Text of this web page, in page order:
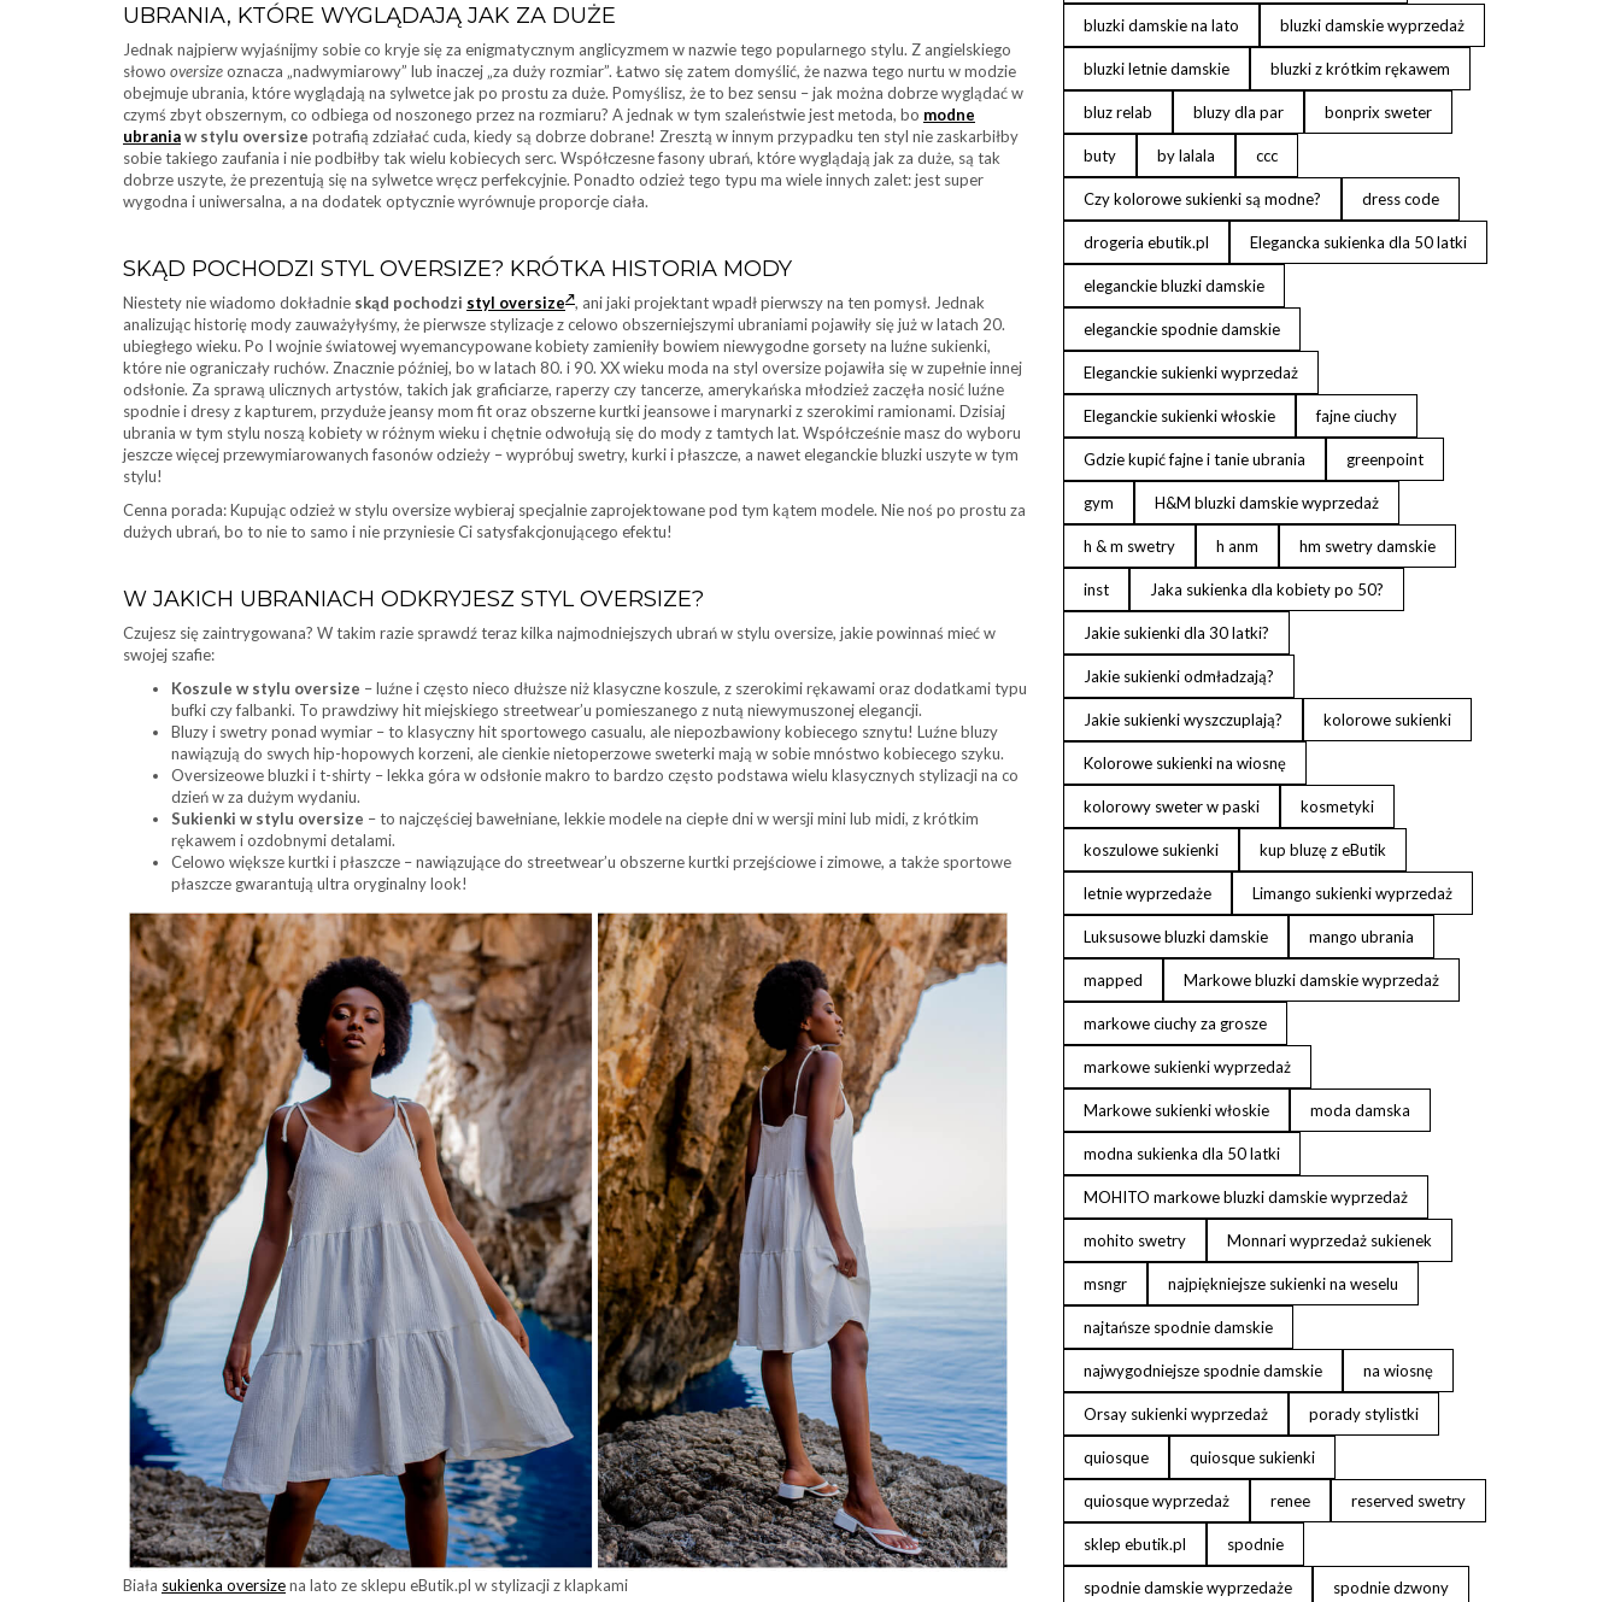
UBRANIA, KTÓRE WYGLĄDAJĄ JAK ZA DUŻE
Jednak najpierw wyjaśnijmy sobie co kryje się za enigmatycznym anglicyzmem w nazwie tego popularnego stylu. Z angielskiego
słowo oversizeoznacza „nadwymiarowy” lub inaczej „za duży rozmiar”. Łatwo się zatem domyślić, że nazwa tego nurtu w modzie
obejmuje ubrania, które wyglądają na sylwetce jak po prostu za duże. Pomyślisz, że to bez sensu – jak można dobrze wyglądać w
czymś zbyt obszernym, co odbiega od noszonego przez na rozmiaru? A jednak w tym szaleństwie jest metoda, bo modne
ubraniaw stylu oversize potrafią zdziałać cuda, kiedy są dobrze dobrane! Zresztą w innym przypadku ten styl nie zaskarbiłby
sobie takiego zaufania i nie podbiłby tak wielu kobiecych serc. Współczesne fasony ubrań, które wyglądają jak za duże, są tak
dobrze uszyte, że prezentują się na sylwetce wręcz perfekcyjnie. Ponadto odzież tego typu ma wiele innych zalet: jest super
wygodna i uniwersalna, a na dodatek optycznie wyrównuje proporcje ciała.
SKĄD POCHODZI STYL OVERSIZE? KRÓTKA HISTORIA MODY
Niestety nie wiadomo dokładnie skąd pochodzi styl oversize , ani jaki projektant wpadł pierwszy na ten pomysł. Jednak
analizując historię mody zauważyłyśmy, że pierwsze stylizacje z celowo obszerniejszymi ubraniami pojawiły się już w latach 20.
ubiegłego wieku. Po I wojnie światowej wyemancypowane kobiety zamieniły bowiem niewygodne gorsety na luźne sukienki,
które nie ograniczały ruchów. Znacznie później, bo w latach 80. i 90. XX wieku moda na styl oversize pojawiła się w zupełnie innej
odsłonie. Za sprawą ulicznych artystów, takich jak graficiarze, raperzy czy tancerze, amerykańska młodzież zaczęła nosić luźne
spodnie i dresy z kapturem, przyduże jeansy mom fit oraz obszerne kurtki jeansowe i marynarki z szerokimi ramionami. Dzisiaj
ubrania w tym stylu noszą kobiety w różnym wieku i chętnie odwołują się do mody z tamtych lat. Współcześnie masz do wyboru
jeszcze więcej przewymiarowanych fasonów odzieży – wypróbuj swetry, kurki i płaszcze, a nawet eleganckie bluzki uszyte w tym
stylu!
Cenna porada: Kupując odzież w stylu oversize wybieraj specjalnie zaprojektowane pod tym kątem modele. Nie noś po prostu za
dużych ubrań, bo to nie to samo i nie przyniesie Ci satysfakcjonującego efektu!
W JAKICH UBRANIACH ODKRYJESZ STYL OVERSIZE?
Czujesz się zaintrygowana? W takim razie sprawdź teraz kilka najmodniejszych ubrań w stylu oversize, jakie powinnaś mieć w
swojej szafie:
Koszule w stylu oversize – luźne i często nieco dłuższe niż klasyczne koszule, z szerokimi rękawami oraz dodatkami typu
bufki czy falbanki. To prawdziwy hit miejskiego streetwear’u pomieszanego z nutą niewymuszonej elegancji.
Bluzy i swetry ponad wymiar – to klasyczny hit sportowego casualu, ale niepozbawiony kobiecego sznytu! Luźne bluzy
nawiązują do swych hip-hopowych korzeni, ale cienkie nietoperzowe sweterki mają w sobie mnóstwo kobiecego szyku.
Oversizeowe bluzki i t-shirty – lekka góra w odsłonie makro to bardzo często podstawa wielu klasycznych stylizacji na co
dzień w za dużym wydaniu.
Sukienki w stylu oversize – to najczęściej bawełniane, lekkie modele na ciepłe dni w wersji mini lub midi, z krótkim
rękawem i ozdobnymi detalami.
Celowo większe kurtki i płaszcze – nawiązujące do streetwear’u obszerne kurtki przejściowe i zimowe, a także sportowe
płaszcze gwarantują ultra oryginalny look!
Biała sukienka oversizena lato ze sklepu eButik.pl w stylizacji z klapkami
bluzki damskie na lato bluzki damskie wyprzedaż
bluzki letnie damskie bluzki z krótkim rękawem
bluz relab bluzy dla par bonprix sweter
buty by lalala ccc
Czy kolorowe sukienki są modne? dress code
drogeria ebutik.pl Elegancka sukienka dla 50 latki
eleganckie bluzki damskie
eleganckie spodnie damskie
Eleganckie sukienki wyprzedaż
Eleganckie sukienki włoskie fajne ciuchy
Gdzie kupić fajne i tanie ubrania greenpoint
gym H&M bluzki damskie wyprzedaż
h & m swetry h anm hm swetry damskie
inst Jaka sukienka dla kobiety po 50?
Jakie sukienki dla 30 latki?
Jakie sukienki odmładzają?
Jakie sukienki wyszczuplają? kolorowe sukienki
Kolorowe sukienki na wiosnę
kolorowy sweter w paski kosmetyki
koszulowe sukienki kup bluzę z eButik
letnie wyprzedaże Limango sukienki wyprzedaż
Luksusowe bluzki damskie mango ubrania
mapped Markowe bluzki damskie wyprzedaż
markowe ciuchy za grosze
markowe sukienki wyprzedaż
Markowe sukienki włoskie moda damska
modna sukienka dla 50 latki
MOHITO markowe bluzki damskie wyprzedaż
mohito swetry Monnari wyprzedaż sukienek
msngr najpiękniejsze sukienki na weselu
najtańsze spodnie damskie
najwygodniejsze spodnie damskie na wiosnę
Orsay sukienki wyprzedaż porady stylistki
quiosque quiosque sukienki
quiosque wyprzedaż renee reserved swetry
sklep ebutik.pl spodnie
spodnie damskie wyprzedaże spodnie dzwony